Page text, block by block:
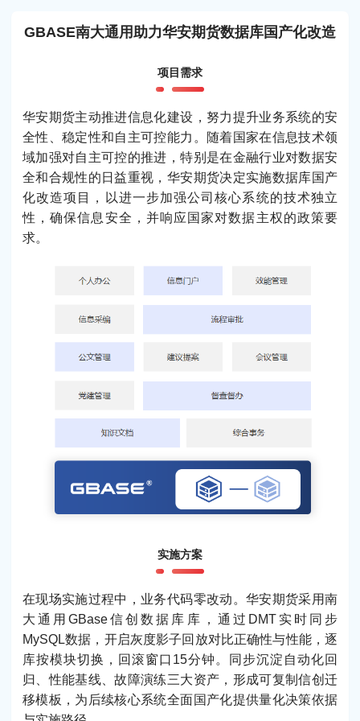
GBASE南大通用助力华安期货数据库国产化改造
项目需求
华安期货主动推进信息化建设，努力提升业务系统的安
全性、稳定性和自主可控能力。随着国家在信息技术领
域加强对自主可控的推进，特别是在金融行业对数据安
全和合规性的日益重视，华安期货决定实施数据库国产
化改造项目，以进一步加强公司核心系统的技术独立
性，确保信息安全，并响应国家对数据主权的政策要
求。
实施方案
在现场实施过程中，业务代码零改动。华安期货采用南
大通用GBase信创数据库库，通过DMT实时同步
MySQL数据，开启灰度影子回放对比正确性与性能，逐
库按模块切换，回滚窗口15分钟。同步沉淀自动化回
归、性能基线、故障演练三大资产，形成可复制信创迁
移模板，为后续核心系统全面国产化提供量化决策依据